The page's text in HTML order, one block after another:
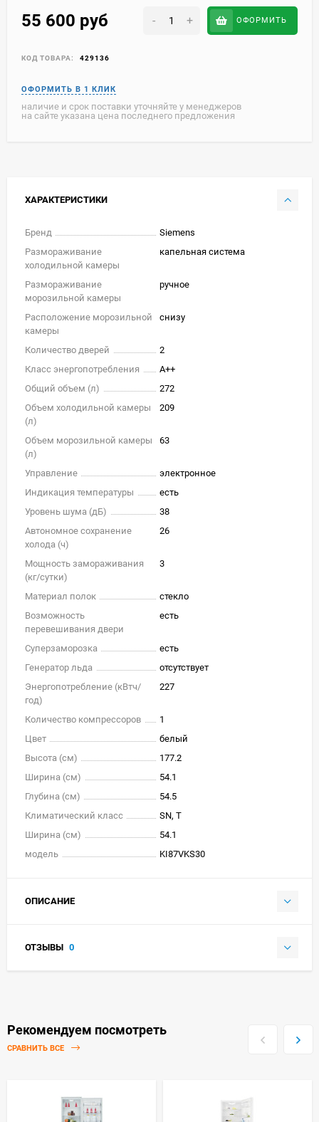
55 600 руб - + ОФОРМИТЬ
КОД ТОВАРА: 429136
наличие и срок поставки уточняйте у менеджеров
на сайте указана цена последнего предложения
ХАРАКТЕРИСТИКИ
Бренд
Siemens
Размораживание
холодильной камеры
капельная система
Размораживание
морозильной камеры
ручное
Расположение морозильной
камеры
снизу
Количество дверей
2
Класс энергопотребления
A++
Общий объем (л)
272
Объем холодильной камеры
(л)
209
Объем морозильной камеры
(л)
63
Управление
электронное
Индикация температуры
есть
Уровень шума (дБ)
38
Автономное сохранение
холода (ч)
26
Мощность замораживания
(кг/cутки)
3
Материал полок
стекло
Возможность
перевешивания двери
есть
Суперзаморозка
есть
Генератор льда
отсутствует
Энергопотребление (кВтч/
год)
227
Количество компрессоров
1
Цвет
белый
Высота (см)
177.2
Ширина (см)
54.1
Глубина (см)
54.5
Климатический класс
SN, T
Ширина (см)
54.1
модель
KI87VKS30
ОПИСАНИЕ
ОТЗЫВЫ 0
Рекомендуем посмотреть
СРАВНИТЬ ВСЕ